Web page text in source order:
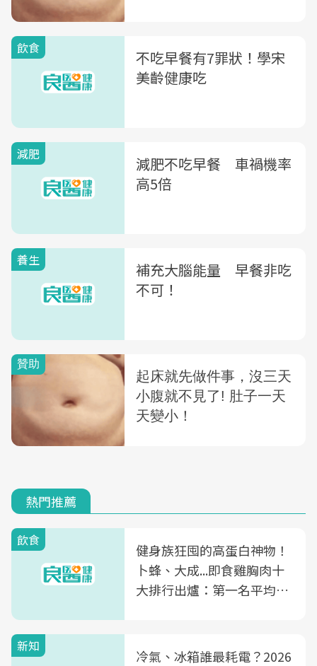
飲食
不吃早餐有7罪狀！學宋
美齡健康吃
減肥
減肥不吃早餐 車禍機率
高5倍
養生
補充大腦能量 早餐非吃
不可！
熱門推薦
飲食
健身族狂囤的高蛋白神物！
卜蜂、大成...即食雞胸肉十
大排行出爐：第一名平均一
新知
冷氣、冰箱誰最耗電？2026